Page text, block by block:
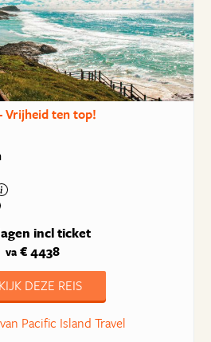
Vrijheid ten top!
incl ticket
va € 4438
DEZE REIS
Pacific Island Travel